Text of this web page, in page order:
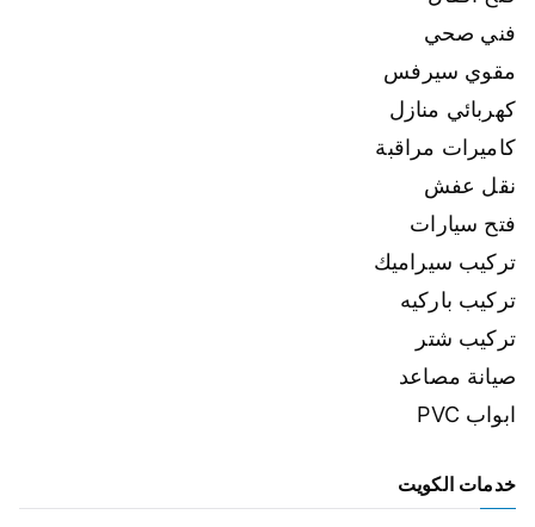
فني صحي
مقوي سيرفس
كهربائي منازل
كاميرات مراقبة
نقل عفش
فتح سيارات
تركيب سيراميك
تركيب باركيه
تركيب شتر
صيانة مصاعد
ابواب PVC
خدمات الكويت